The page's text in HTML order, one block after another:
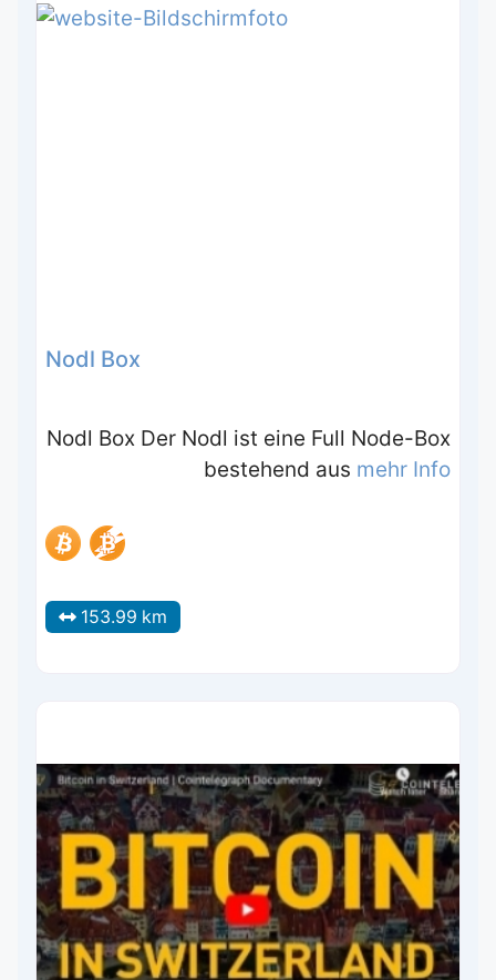
Nodl Box
Nodl Box Der Nodl ist eine Full Node-Box
bestehend aus mehr Info
153.99 km